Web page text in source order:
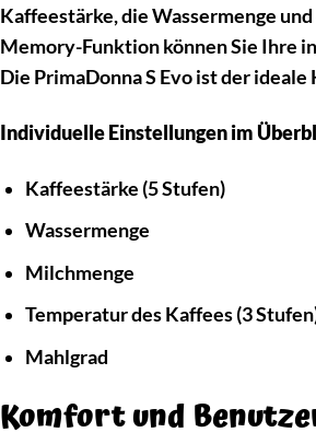
Kaffeestärke, die Wassermenge
Memory-Funktion können Sie Ihre
Die PrimaDonna S Evo ist der
Individuelle Einstellungen im
Kaffeestärke (5 Stufen)
Wassermenge
Milchmenge
Temperatur des Kaffees (3
Mahlgrad
Komfort und